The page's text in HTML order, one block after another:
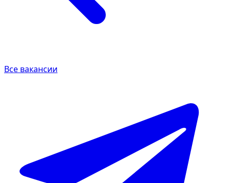
Все вакансии